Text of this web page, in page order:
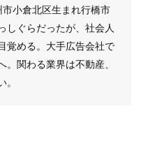
小倉北区生まれ行橋市
しぐらだったが、社会人
覚める。大手広告会社で
。関わる業界は不動産、
。